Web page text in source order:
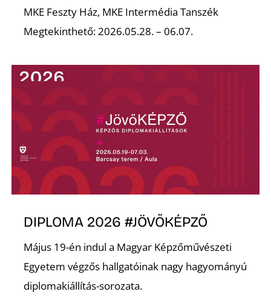
MKE Feszty Ház, MKE Intermédia Tanszék
Megtekinthető: 2026.05.28. – 06.07.
DIPLOMA 2026 #JÖVŐKÉPZŐ
Május 19-én indul a Magyar Képzőművészeti
Egyetem végzős hallgatóinak nagy hagyományú
diplomakiállítás-sorozata.